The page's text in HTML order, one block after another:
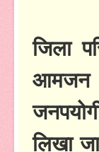
जिला
आमजन
लिखा